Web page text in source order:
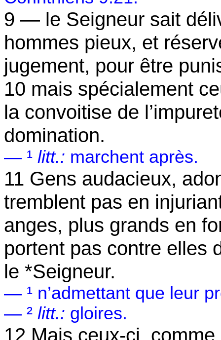
9 — le Seigneur sait
hommes pieux, et
jugement, pour être
10 mais spécialement
la convoitise de
domination.
— ¹ litt.: marchent après.
11 Gens audacieux,
tremblent pas en
anges, plus grands en
portent pas contre elles
le *Seigneur.
— ¹ n’admettant que leur
— ² litt.: gloires.
12 Mais ceux-ci,